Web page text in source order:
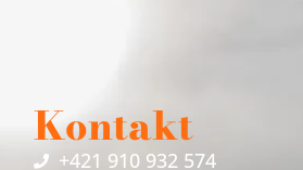
Kontakt
+421 910 932 574